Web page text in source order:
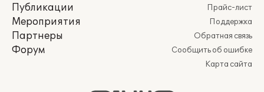
Публикации
Мероприятия
Партнеры
Форум
Прайс-лист
Поддержка
Обратная связь
Сообщить об ошибке
Карта сайта